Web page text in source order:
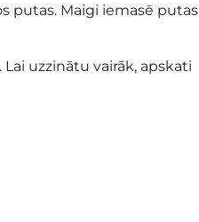
putas. Maigi iemasē putas
uzzinātu vairāk, apskati